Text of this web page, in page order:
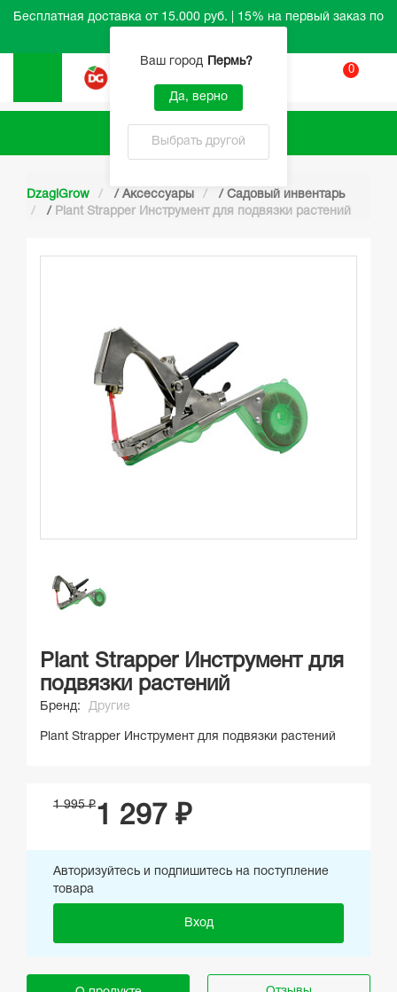
Бесплатная доставка от 15.000 руб. | 15% на первый заказ по
Ваш город Пермь?
Да, верно
Выбрать другой
0
Каталог
DzagiGrow / Аксессуары / Садовый инвентарь
/ Plant Strapper Инструмент для подвязки растений
Plant Strapper Инструмент для
подвязки растений
Бренд: Другие
Plant Strapper Инструмент для подвязки растений
1 995 ₽1 297 ₽
Авторизуйтесь и подпишитесь на поступление
товара
Вход